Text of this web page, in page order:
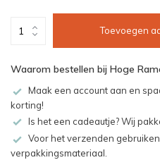
Toevoegen
Waarom bestellen bij Hoge
Maak een account aan en
korting!
Is het een cadeautje? Wij
Voor het verzenden
verpakkingsmateriaal.